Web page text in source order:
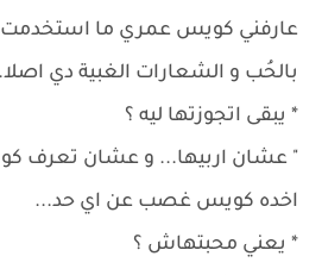
عارفني كويس عمري ما
بالحُب و الشعارات الغبية دي
* يبقى اتجوزتها ليه ؟
" عشان اربيها... و عشان تعرف
اخده كويس غصب عن اي حد...
* يعني محبتهاش ؟